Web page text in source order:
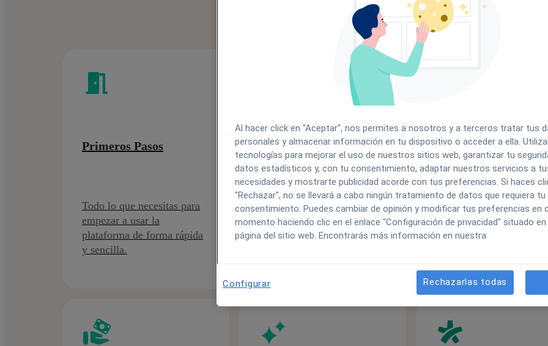
Primeros Pasos
Todo lo que necesitas para
empezar a usar la
plataforma de forma rápida
y sencilla.
Configuración del
Centro
Gestiona la información y
los ajustes de tu centro
Agenda y
comunicaciones
Gestiona tu calendario,
y disponibilidad de
Al hacer click en "Aceptar", nos permites a nosotros y a terceros tratar tus
personales y almacenar información en tu dispositivo o acceder a ella.
tecnologías para mejorar el uso de nuestros sitios web, garantizar tu
datos estadísticos y, con tu consentimiento, adaptar nuestros servicios a
necesidades y mostrarte publicidad acorde con tus preferencias. Si haces
"Rechazar", no se llevará a cabo ningún tratamiento de datos que requiera tu
consentimiento. Puedes cambiar de opinión y modificar tus preferencias en
momento haciendo clic en el enlace "Configuración de privacidad" situado en
página del sitio web. Encontrarás más información en nuestra
Rechazarlas todas
Configurar